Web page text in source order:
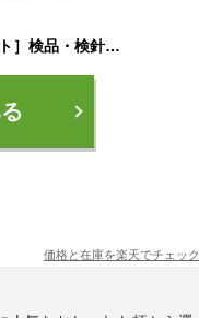
国内縫製 シューズケース ［desuite デスイート］検品・検針済 上履き入れ 小学校 サイズ 女の子 男の子 体育館 シューズ キッズ 上履き おしゃれ ジュニア 高学年 低学年 幼稚園 シューズ入れ キルティング シューズバッグ 小学生 子供 シューズ袋 保育園 【メ無】
価格と在庫を楽天でチェック